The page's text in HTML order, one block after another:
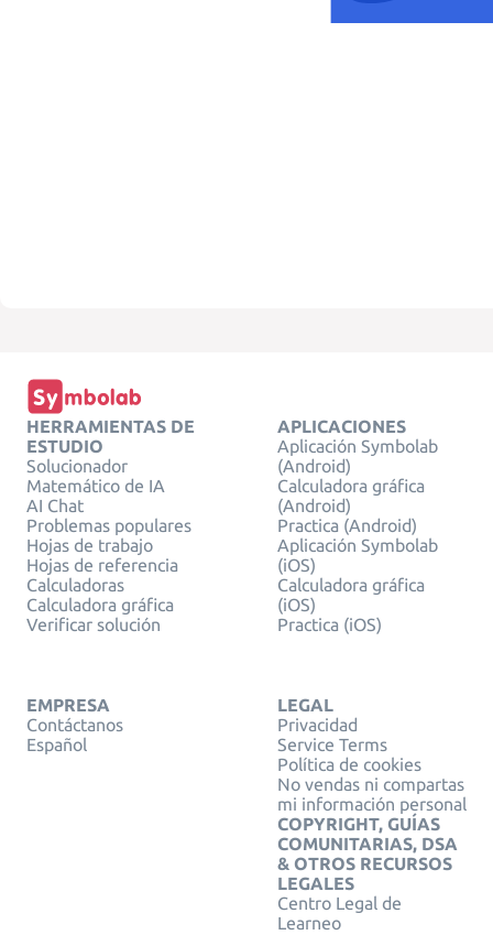
HERRAMIENTAS DE
ESTUDIO
Solucionador
Matemático de IA
AI Chat
Problemas populares
Hojas de trabajo
Hojas de referencia
Calculadoras
Calculadora gráfica
Verificar solución
APLICACIONES
Aplicación Symbolab
(Android)
Calculadora gráfica
(Android)
Practica (Android)
Aplicación Symbolab
(iOS)
Calculadora gráfica
(iOS)
Practica (iOS)
EMPRESA
Contáctanos
Español
LEGAL
Privacidad
Service Terms
Política de cookies
No vendas ni compartas
mi información personal
COPYRIGHT, GUÍAS
COMUNITARIAS, DSA
& OTROS RECURSOS
LEGALES
Centro Legal de
Learneo